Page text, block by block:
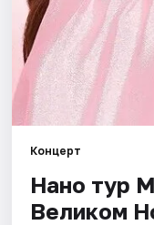
Концерт
Нано тур
Великом